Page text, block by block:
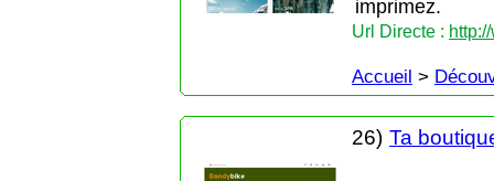
imprimez.
Url Directe :
Accueil >
26) Ta